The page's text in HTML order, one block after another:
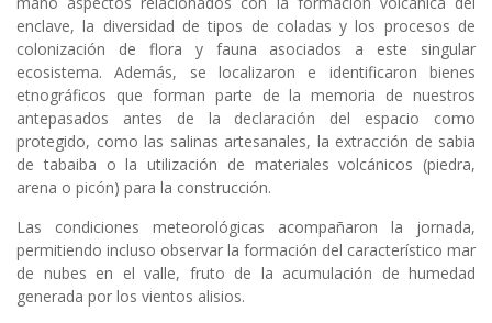
enclave, la diversidad de tipos de coladas y los procesos de
colonización de flora y fauna asociados a este singular
ecosistema. Además, se localizaron e identificaron bienes
etnográficos que forman parte de la memoria de nuestros
antepasados antes de la declaración del espacio como
protegido, como las salinas artesanales, la extracción de sabia
de tabaiba o la utilización de materiales volcánicos (piedra,
arena o picón) para la construcción.
Las condiciones meteorológicas acompañaron la jornada,
permitiendo incluso observar la formación del característico mar
de nubes en el valle, fruto de la acumulación de humedad
generada por los vientos alisios.